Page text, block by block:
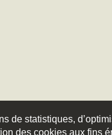
de statistiques,
des cookies aux fins